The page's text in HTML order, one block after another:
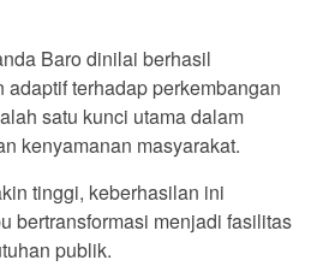
Baro dinilai berhasil
terhadap perkembangan
satu kunci utama dalam
kenyamanan masyarakat.
tinggi, keberhasilan ini
bertransformasi menjadi fasilitas
publik.